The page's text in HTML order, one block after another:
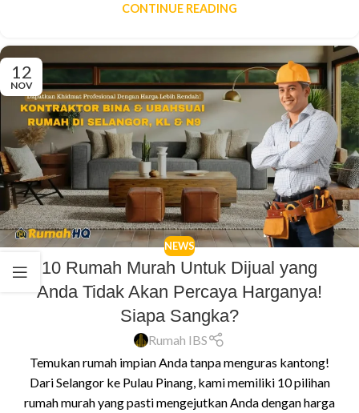
CONTINUE READING
12
NOV
NEWS
10 Rumah Murah Untuk Dijual yang
Anda Tidak Akan Percaya Harganya!
Siapa Sangka?
Rumah IBS
Temukan rumah impian Anda tanpa menguras kantong!
Dari Selangor ke Pulau Pinang, kami memiliki 10 pilihan
rumah murah yang pasti mengejutkan Anda dengan harga